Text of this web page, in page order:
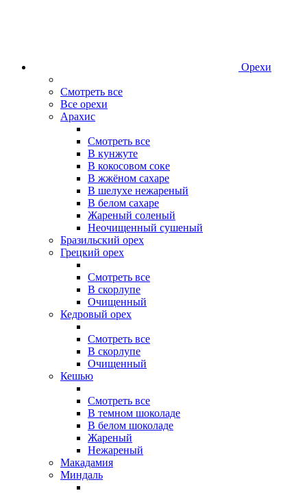
Орехи
Смотреть все
Все орехи
Арахис
Смотреть все
В кунжуте
В кокосовом соке
В жжёном сахаре
В шелухе нежареный
В белом сахаре
Жареный соленый
Неочищенный сушеный
Бразильский орех
Грецкий орех
Смотреть все
В скорлупе
Очищенный
Кедровый орех
Смотреть все
В скорлупе
Очищенный
Кешью
Смотреть все
В темном шоколаде
В белом шоколаде
Жареный
Нежареный
Макадамия
Миндаль